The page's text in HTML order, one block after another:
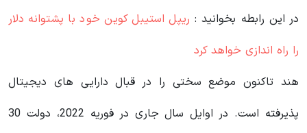
در این رابطه بخوانید‌ : ریپل استیبل کوین خود با پشتوانه دلار
را راه اندازی خواهد کرد
هند تاکنون موضع سختی را در قبال دارایی های دیجیتال
پذیرفته است. در اوایل سال جاری در فوریه 2022، دولت 30